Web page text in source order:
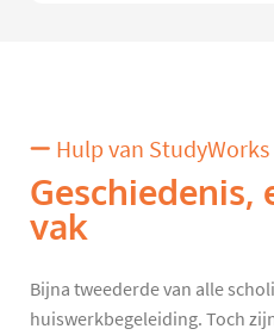
Hulp van StudyWorks
vak
Bijna tweederde van alle
huiswerkbegeleiding. Toch